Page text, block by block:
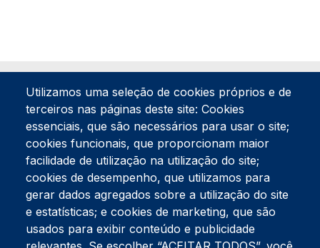
Tel:234 390 100Fax:234 390 100
Endereço Postal
Apartado 42
Rua Gil Eanes 31
3834-908 Gafanha da Nazaré
Utilizamos uma seleção de cookies próprios e de
terceiros nas páginas deste site: Cookies
essenciais, que são necessários para usar o site;
cookies funcionais, que proporcionam maior
facilidade de utilização na utilização do site;
cookies de desempenho, que utilizamos para
gerar dados agregados sobre a utilização do site
e estatísticas; e cookies de marketing, que são
usados para exibir conteúdo e publicidade